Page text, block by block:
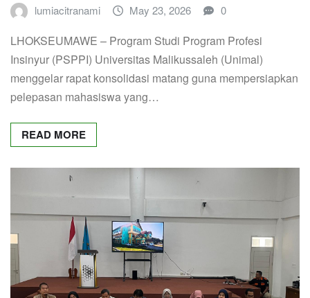
lumiacitranami May 23, 2026 0
LHOKSEUMAWE – Program Studi Program Profesi
Insinyur (PSPPI) Universitas Malikussaleh (Unimal)
menggelar rapat konsolidasi matang guna mempersiapkan
pelepasan mahasiswa yang…
READ MORE